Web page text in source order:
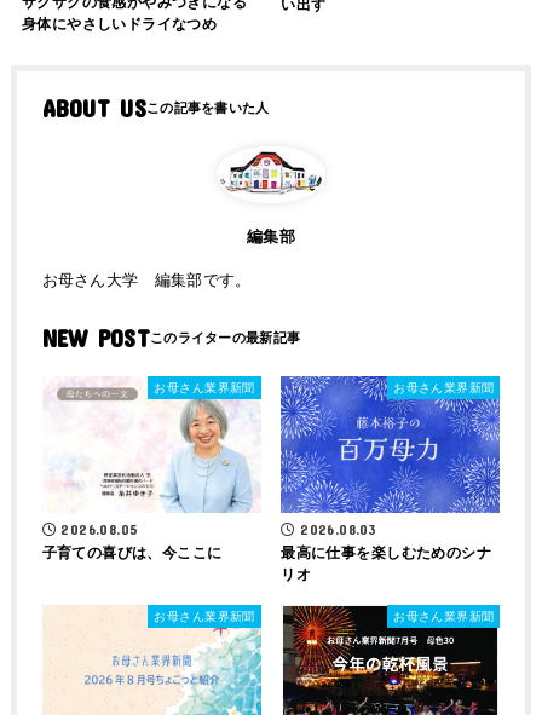
身体にやさしいドライなつめ
い出す
ABOUT US
編集部
お母さん大学 編集部です。
NEW POST
お母さん業界新聞
2026.08.05
子育ての喜びは、今ここに
お母さん業界新聞
2026.08.03
最高に仕事を楽しむためのシナ
リオ
お母さん業界新聞 お母さん業界新聞